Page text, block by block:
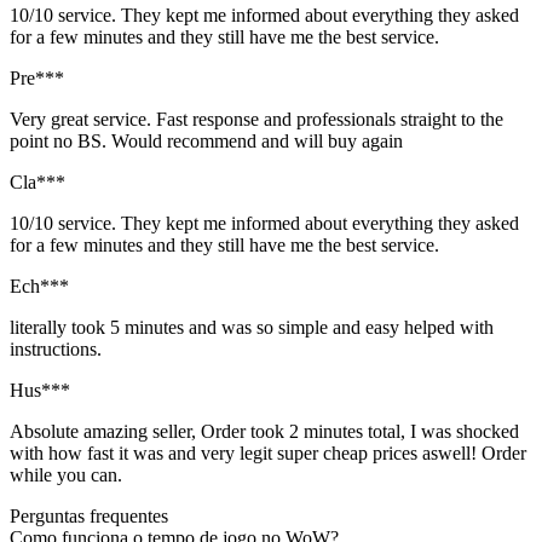
10/10 service. They kept me informed about everything they asked
for a few minutes and they still have me the best service.
Pre***
Very great service. Fast response and professionals straight to the
point no BS. Would recommend and will buy again
Cla***
10/10 service. They kept me informed about everything they asked
for a few minutes and they still have me the best service.
Ech***
literally took 5 minutes and was so simple and easy helped with
instructions.
Hus***
Absolute amazing seller, Order took 2 minutes total, I was shocked
with how fast it was and very legit super cheap prices aswell! Order
while you can.
Perguntas frequentes
Como funciona o tempo de jogo no WoW?